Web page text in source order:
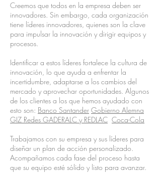
Creemos que todos en la empresa deben ser
innovadores. Sin embargo, cada organización
tiene líderes innovadores, quienes son la clave
para impulsar la innovación y dirigir equipos y
procesos.
Identificar a estos líderes fortalece la cultura de
innovación, lo que ayuda a enfrentar la
incertidumbre, adaptarse a los cambios del
mercado y aprovechar oportunidades. Algunos
de los clientes a los que hemos ayudado con
esto son: Banco Santander Gobierno Alemna
GIZ Redes GADERALC y REDLAC Coca-Cola
Trabajamos con su empresa y sus líderes para
diseñar un plan de acción personalizado.
Acompañamos cada fase del proceso hasta
que su equipo esté sólido y listo para avanzar.